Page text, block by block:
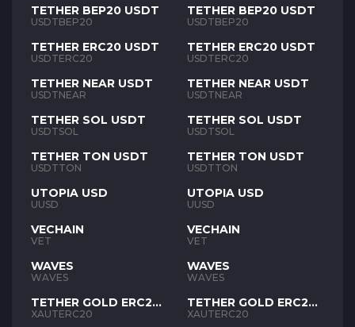
TETHER BEP20 USDT
USDTBEP20
TETHER ERC20 USDT
USDTERC20
TETHER NEAR USDT
USDTNEAR
TETHER SOL USDT
USDTSOL
TETHER TON USDT
USDTTON
UTOPIA USD
UUSD
VECHAIN
VET
WAVES
WAVES
TETHER GOLD ERC20
XAUT
XAUTERC20
TETHER BEP20 USDT
USDTBEP20
TETHER ERC20 USDT
USDTERC20
TETHER NEAR USDT
USDTNEAR
TETHER SOL USDT
USDTSOL
TETHER TON USDT
USDTTON
UTOPIA USD
UUSD
VECHAIN
VET
WAVES
WAVES
TETHER GOLD ERC20
XAUT
XAUTERC20